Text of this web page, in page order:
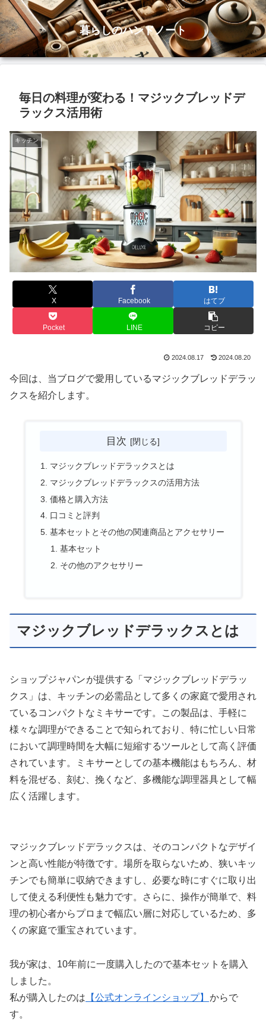
暮らしのハンドノート
毎日の料理が変わる！マジックブレッドデ
ラックス活用術
キッチン
X Facebook はてブ
Pocket LINE コピー
2024.08.17 2024.08.20
今回は、当ブログで愛用しているマジックブレッドデラッ
クスを紹介します。
目次
マジックブレッドデラックスとは
マジックブレッドデラックスの活用方法
価格と購入方法
口コミと評判
基本セットとその他の関連商品とアクセサリー
基本セット
その他のアクセサリー
マジックブレッドデラックスとは
ショップジャパンが提供する「マジックブレッドデラッ
クス」は、キッチンの必需品として多くの家庭で愛用され
ているコンパクトなミキサーです。この製品は、手軽に
様々な調理ができることで知られており、特に忙しい日常
において調理時間を大幅に短縮するツールとして高く評価
されています。ミキサーとしての基本機能はもちろん、材
料を混ぜる、刻む、挽くなど、多機能な調理器具として幅
広く活躍します。
マジックブレッドデラックスは、そのコンパクトなデザイ
ンと高い性能が特徴です。場所を取らないため、狭いキッ
チンでも簡単に収納できますし、必要な時にすぐに取り出
して使える利便性も魅力です。さらに、操作が簡単で、料
理の初心者からプロまで幅広い層に対応しているため、多
くの家庭で重宝されています。
我が家は、10年前に一度購入したので基本セットを購入
しました。
私が購入したのは 【公式オンラインショップ】 からで
す。